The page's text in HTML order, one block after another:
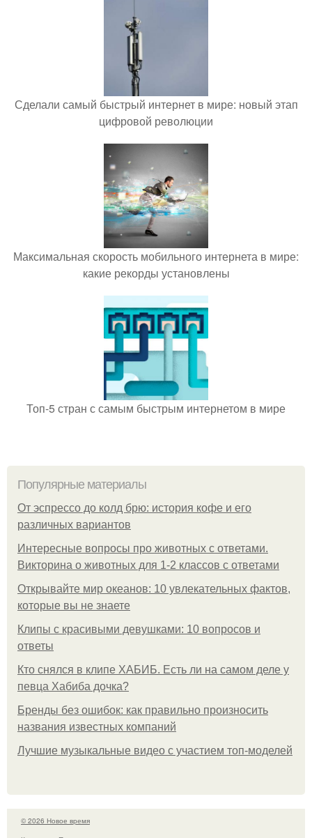
Сделали самый быстрый интернет в мире: новый этап
цифровой революции
Максимальная скорость мобильного интернета в мире:
какие рекорды установлены
Топ-5 стран с самым быстрым интернетом в мире
Популярные материалы
От эспрессо до колд брю: история кофе и его
различных вариантов
Интересные вопросы про животных с ответами.
Викторина о животных для 1-2 классов с ответами
Открывайте мир океанов: 10 увлекательных фактов,
которые вы не знаете
Клипы с красивыми девушками: 10 вопросов и
ответы
Кто снялся в клипе ХАБИБ. Есть ли на самом деле у
певца Хабиба дочка?
Бренды без ошибок: как правильно произносить
названия известных компаний
Лучшие музыкальные видео с участием топ-моделей
© 2026 Новое время